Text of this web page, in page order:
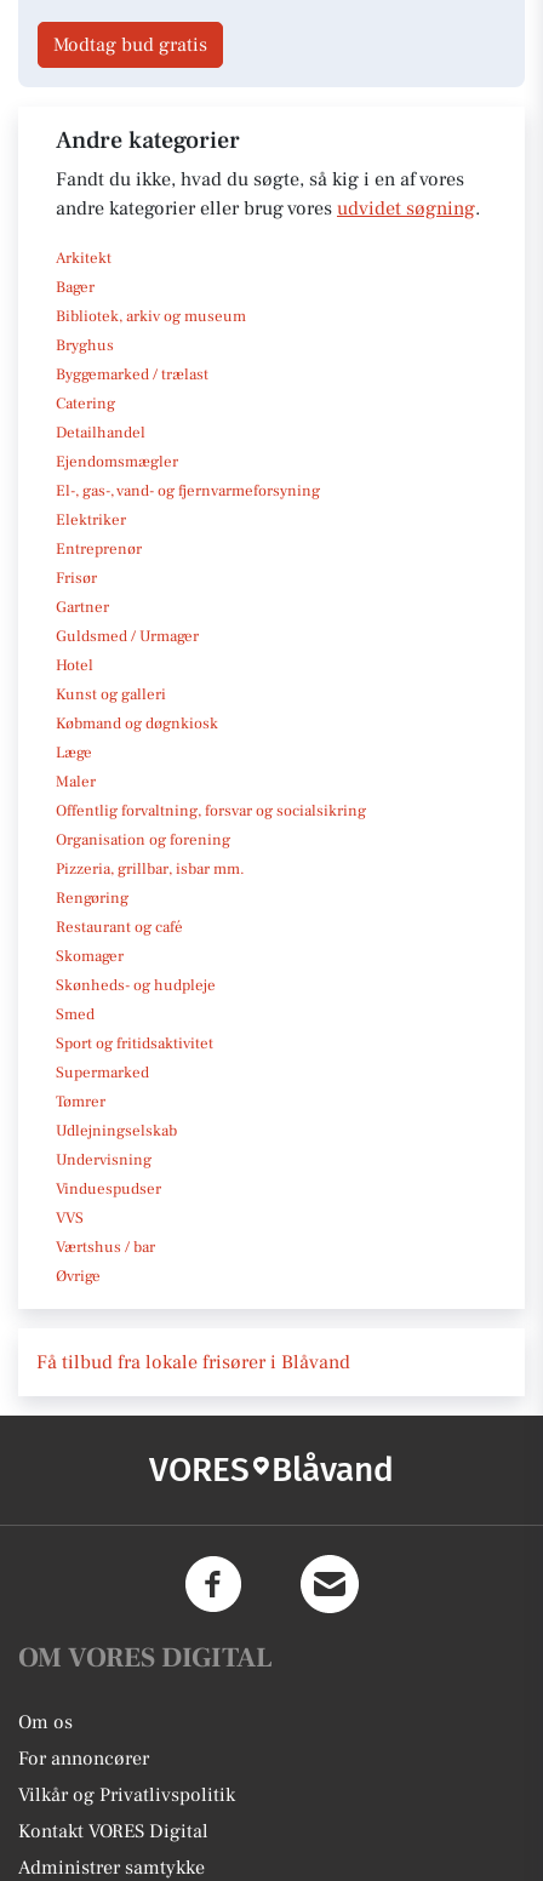
Modtag bud gratis
Andre kategorier
Fandt du ikke, hvad du søgte, så kig i en af vores
andre kategorier eller brug vores udvidet søgning.
Arkitekt
Bager
Bibliotek, arkiv og museum
Bryghus
Byggemarked / trælast
Catering
Detailhandel
Ejendomsmægler
El-, gas-, vand- og fjernvarmeforsyning
Elektriker
Entreprenør
Frisør
Gartner
Guldsmed / Urmager
Hotel
Kunst og galleri
Købmand og døgnkiosk
Læge
Maler
Offentlig forvaltning, forsvar og socialsikring
Organisation og forening
Pizzeria, grillbar, isbar mm.
Rengøring
Restaurant og café
Skomager
Skønheds- og hudpleje
Smed
Sport og fritidsaktivitet
Supermarked
Tømrer
Udlejningselskab
Undervisning
Vinduespudser
VVS
Værtshus / bar
Øvrige
Få tilbud fra lokale frisører i Blåvand
VORES Blåvand
OM VORES DIGITAL
Om os
For annoncører
Vilkår og Privatlivspolitik
Kontakt VORES Digital
Administrer samtykke